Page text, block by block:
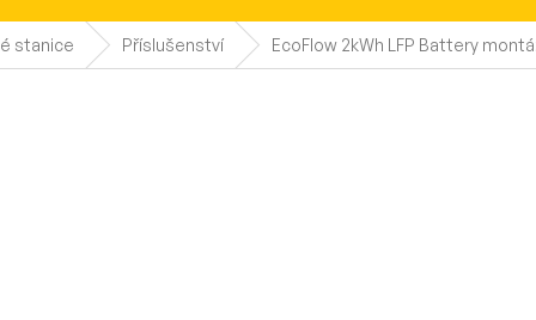
Sety Novinky
stanice Příslušenství EcoFlow 2kWh LFP Battery